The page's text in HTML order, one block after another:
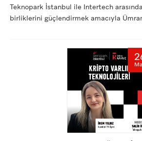
Teknopark İstanbul ile Intertech
birliklerini güçlendirmek amacıyla